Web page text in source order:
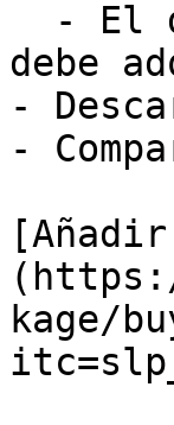
debe
-
-
kage/